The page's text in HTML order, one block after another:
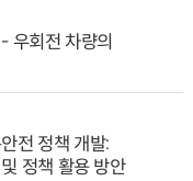
우회전 차량의
전 정책 개발:
정책 활용 방안